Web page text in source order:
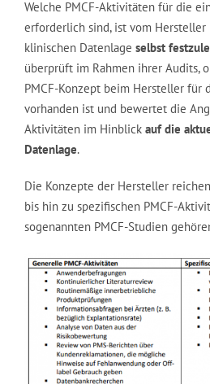
Welche PMCF-Aktivitäten für die
erforderlich sind, ist vom
klinischen Datenlage selbst
überprüft im Rahmen ihrer Audits,
PMCF-Konzept beim Hersteller für
vorhanden ist und bewertet die
Aktivitäten im Hinblick auf die
Datenlage.
Die Konzepte der Hersteller
bis hin zu spezifischen PMCF-
sogenannten PMCF-Studien